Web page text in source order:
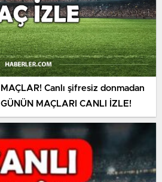
Canlı şifresiz donmadan
GÜNÜN MAÇLARI CANLI İZLE!